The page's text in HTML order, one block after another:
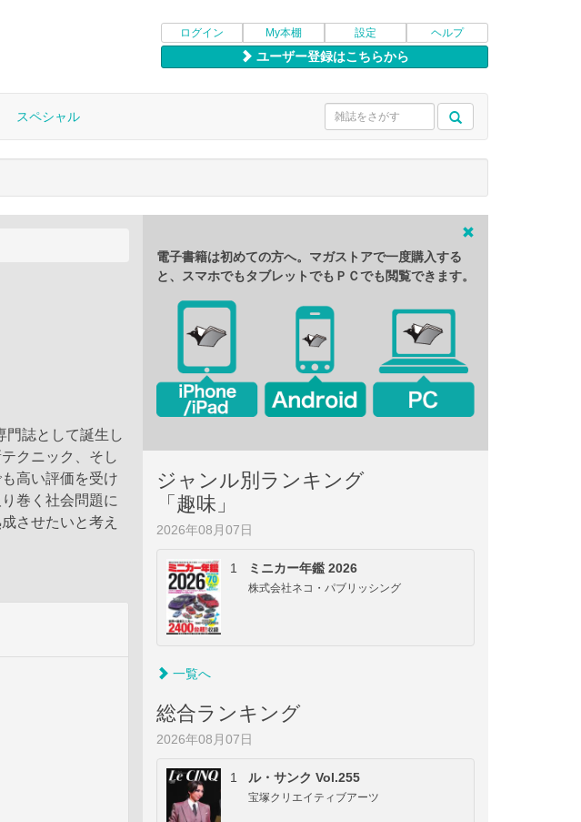
ログイン My本棚 設定 ヘルプ
ユーザー登録はこちらから
スペシャル
門誌として誕生し
クニック、そし
高い評価を受け
巻く社会問題に
させたいと考え
電子書籍は初めての方へ。マガストアで一度購入する
と、スマホでもタブレットでもＰＣでも閲覧できます。
ジャンル別ランキング
「趣味」
2026年08月07日
1 ミニカー年鑑 2026
株式会社ネコ・パブリッシング
一覧へ
総合ランキング
2026年08月07日
1 ル・サンク Vol.255
宝塚クリエイティブアーツ